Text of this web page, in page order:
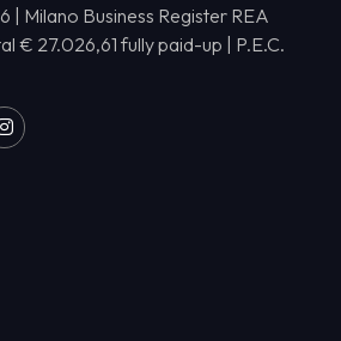
| Milano Business Register REA
€ 27.026,61 fully paid-up | P.E.C.